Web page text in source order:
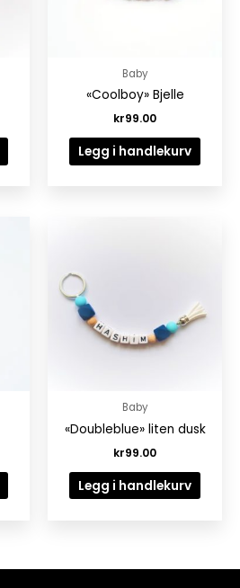
Baby
«Coolboy» Bjelle
kr99.00
Legg i handlekurv
Baby
«Doubleblue» liten dusk
kr99.00
Legg i handlekurv